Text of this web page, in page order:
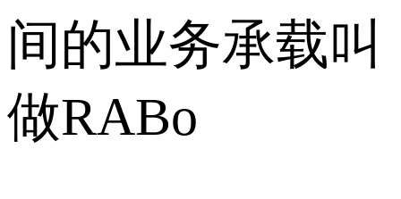
间的业务承载叫
做RABo